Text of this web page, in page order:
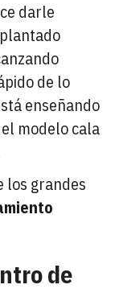
darle
de lo
enseñando
modelo cala
los grandes
de